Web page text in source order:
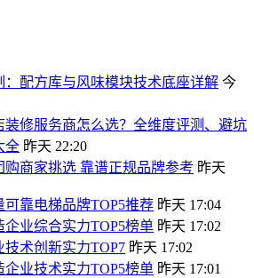
配方库与风味模块技术底座详解 今
装修服务商怎么选？全维度评测、避坑
全 昨天 22:20
购商家挑选 靠谱正规品牌参考 昨天
可靠电梯品牌TOP5推荐 昨天 17:04
企业综合实力TOP5榜单 昨天 17:02
技术创新实力TOP7 昨天 17:02
企业技术实力TOP5榜单 昨天 17:01